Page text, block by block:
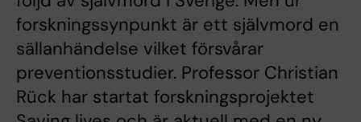
forskningssynpunkt är ett självmord en
sällanhändelse vilket försvårar
preventionsstudier. Professor Christian
Rück har startat forskningsprojektet